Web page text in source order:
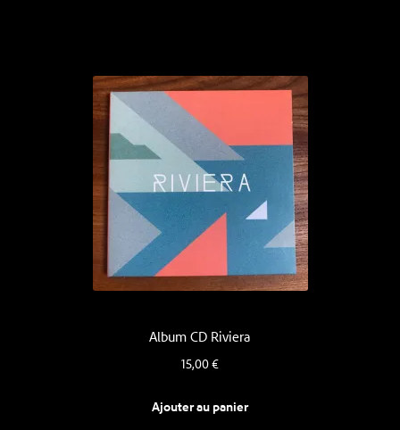
Album CD Riviera
15,00€
Ajouter au panier